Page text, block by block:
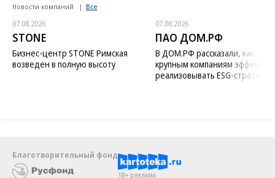
Новости компаний Все
07.08.2026
STONE
Бизнес-центр STONE Римская
возведен в полную высоту
07.08.2026
ПАО ДОМ.РФ
В ДОМ.РФ рассказали, как
крупным компаниям
реализовывать ESG-стратегию
Благотворительный фонд
18+ реклама